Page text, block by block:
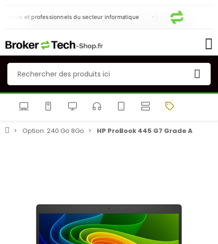
et professionnels du secteur informatique
Option: 240 Go 8Go HP ProBook 445 G7 Grade A